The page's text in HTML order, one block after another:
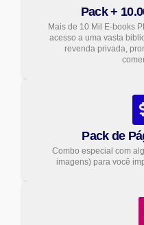
Pack +
Mais de 10 Mil E-books
acesso a uma vasta
revenda privada,
Pack de
Combo especial com
imagens) para você